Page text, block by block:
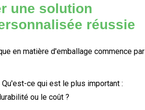
une solution
réussie
en matière d'emballage commence par
Qu'est-ce qui est le plus important :
ou le coût ?